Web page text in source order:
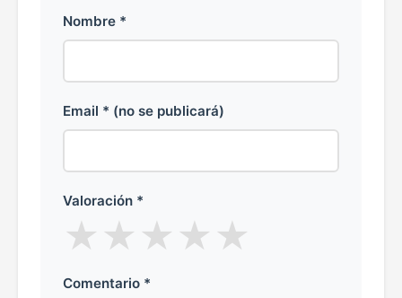
Nombre *
Email * (no se publicará)
Valoración *
★
★
★
★
★
Comentario *